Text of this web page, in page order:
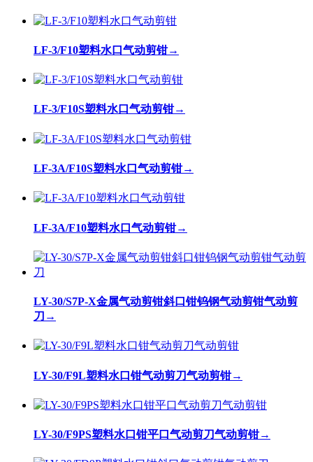
LF-3/F10塑料水口气动剪钳→
LF-3/F10S塑料水口气动剪钳→
LF-3A/F10S塑料水口气动剪钳→
LF-3A/F10塑料水口气动剪钳→
LY-30/S7P-X金属气动剪钳斜口钳钨钢气动剪钳气动剪
刀 →
LY-30/F9L塑料水口钳气动剪刀气动剪钳→
LY-30/F9PS塑料水口钳平口气动剪刀气动剪钳→